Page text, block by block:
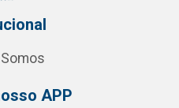
APP